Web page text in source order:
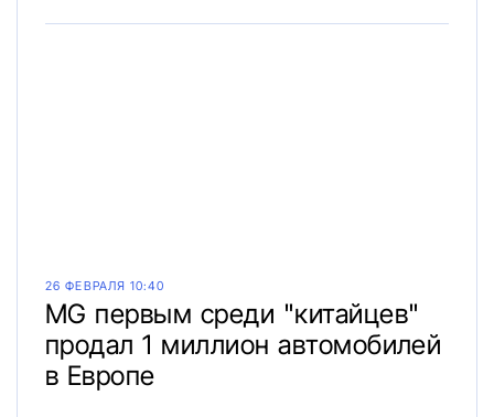
26 ФЕВРАЛЯ 10:40
MG первым среди "китайцев"
продал 1 миллион автомобилей
в Европе